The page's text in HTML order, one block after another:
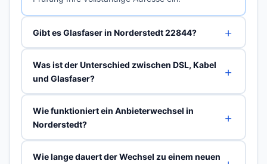
Gibt es Glasfaser in Norderstedt 22844?
Was ist der Unterschied zwischen DSL, Kabel
und Glasfaser?
Wie funktioniert ein Anbieterwechsel in
Norderstedt?
Wie lange dauert der Wechsel zu einem neuen